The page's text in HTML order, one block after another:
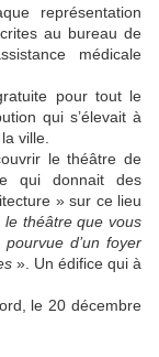
représentation
au bureau de
médicale
pour tout le
qui s’élevait à
ville.
le théâtre de
qui donnait des
» sur ce lieu
théâtre que vous
d’un foyer
». Un édifice qui à
le 20 décembre